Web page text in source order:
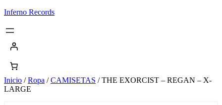
Saltar
contenido
Inferno Records
Inicio /Ropa /CAMISETAS / THE EXORCIST – REGAN – X-
LARGE